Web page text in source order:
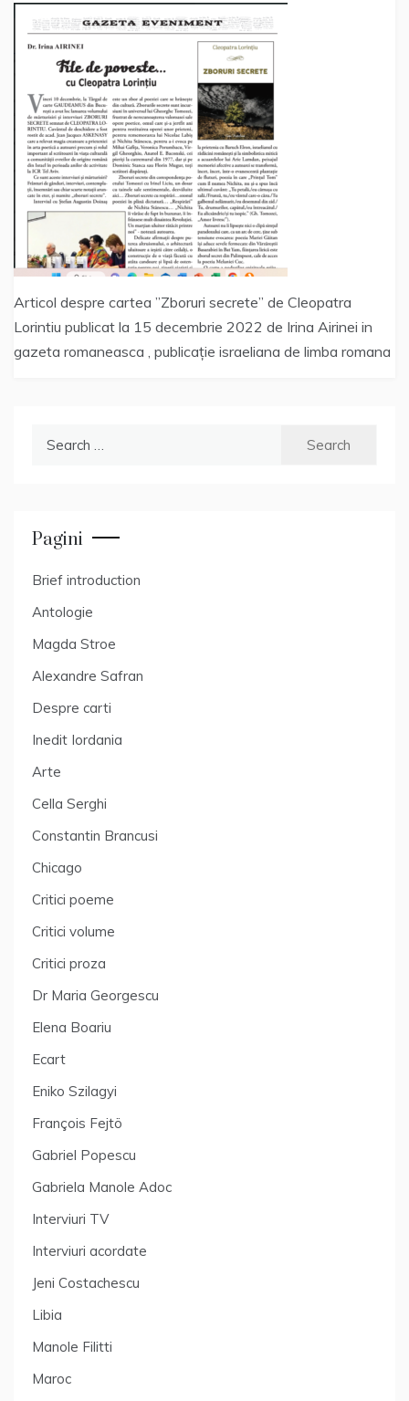
Articol despre cartea ”Zboruri secrete” de Cleopatra
Lorintiu publicat la 15 decembrie 2022 de Irina Airinei in
gazeta romaneasca , publicație israeliana de limba romana
Pagini
Brief introduction
Antologie
Magda Stroe
Alexandre Safran
Despre carti
Inedit Iordania
Arte
Cella Serghi
Constantin Brancusi
Chicago
Critici poeme
Critici volume
Critici proza
Dr Maria Georgescu
Elena Boariu
Ecart
Eniko Szilagyi
François Fejtö
Gabriel Popescu
Gabriela Manole Adoc
Interviuri TV
Interviuri acordate
Jeni Costachescu
Libia
Manole Filitti
Maroc